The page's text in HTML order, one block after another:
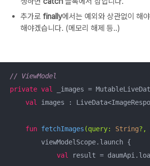
추가로 finally에서는 예외와 상관없이 해
해야겠습니다. (메모리 해제 등..)
// ViewModel
private val
_images =
val
images :
fun fetchImages (query: String?,
        viewModelScope.launch {
val
result =